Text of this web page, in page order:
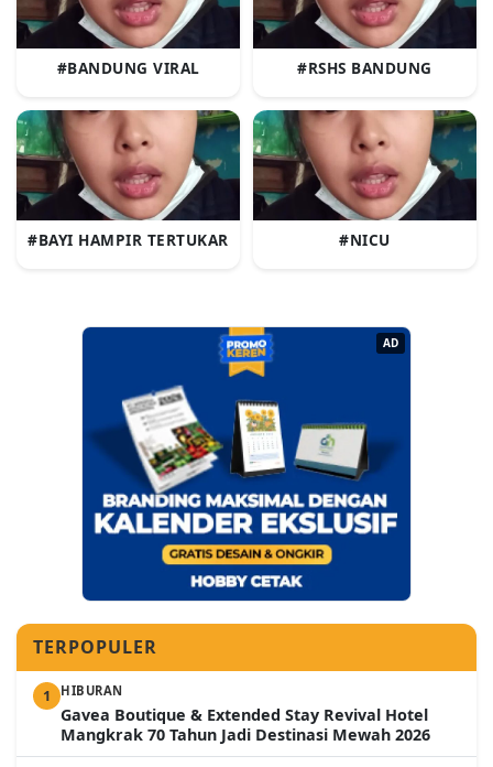
#BANDUNG VIRAL #RSHS BANDUNG
#BAYI HAMPIR TERTUKAR #NICU
AD
TERPOPULER
1 HIBURAN
Gavea Boutique & Extended Stay Revival Hotel
Mangkrak 70 Tahun Jadi Destinasi Mewah 2026